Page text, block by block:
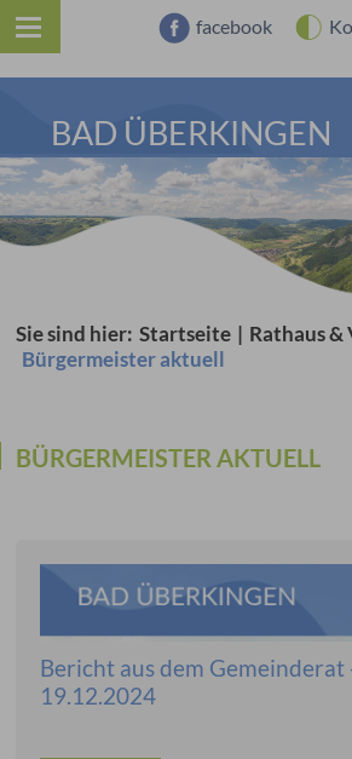
facebook
BAD ÜBERKINGEN
Sie sind hier: Startseite | Rathaus
Bürgermeister aktuell
BÜRGERMEISTER AKTUELL
Bericht aus dem Gemeinderat
19.12.2024